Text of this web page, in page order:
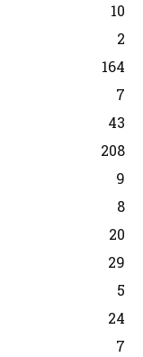
10
2
164
7
43
208
9
8
20
29
5
24
7